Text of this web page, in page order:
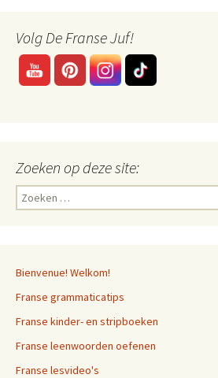
Volg De Franse Juf!
Zoeken op deze site:
Zoeken
naar:
Bienvenue! Welkom!
Franse grammaticatips
Franse kinder- en stripboeken
Franse leenwoorden oefenen
Franse lesvideo's